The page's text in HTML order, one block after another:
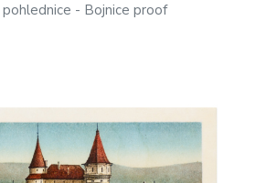
- Bojnice proof